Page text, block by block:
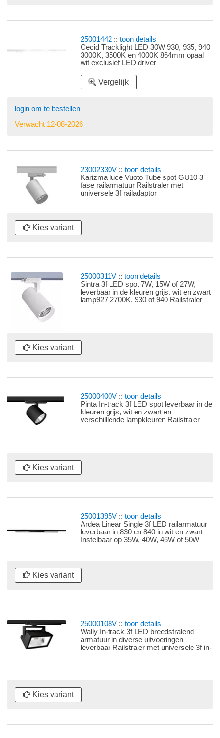
25001442 ::toon details
Cecid Tracklight LED 30W 930, 935, 940
3000K, 3500K en 4000K 864mm opaal
wit exclusief LED driver
Vergelijk
login om te bestellen
Verwacht 12-08-2026
23002330V ::toon details
Karizma luce Vuoto Tube spot GU10 3
fase railarmatuur Railstraler met
universele 3f railadaptor
Kies variant
25000311V ::toon details
Sintra 3f LED spot 7W, 15W of 27W,
leverbaar in de kleuren grijs, wit en zwart
lamp927 2700K, 930 of 940 Railstraler
Kies variant
25000400V ::toon details
Pinta In-track 3f LED spot leverbaar in de
kleuren grijs, wit en zwart en
verschilllende lampkleuren Railstraler
Kies variant
25001395V ::toon details
Ardea Linear Single 3f LED railarmatuur
leverbaar in 830 en 840 in wit en zwart
Instelbaar op 35W, 40W, 46W of 50W
Kies variant
25000108V ::toon details
Wally In-track 3f LED breedstralend
armatuur in diverse uitvoeringen
leverbaar Railstraler met universele 3f in-
Kies variant